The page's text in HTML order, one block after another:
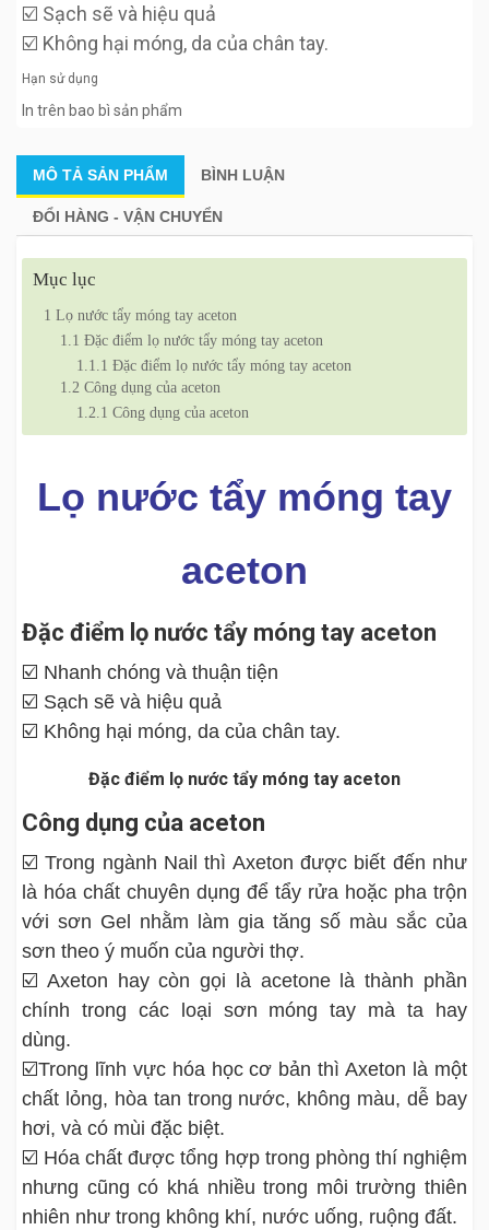
☑️ Sạch sẽ và hiệu quả
☑️ Không hại móng, da của chân tay.
Hạn sử dụng
In trên bao bì sản phẩm
MÔ TẢ SẢN PHẨM BÌNH LUẬN
ĐỔI HÀNG - VẬN CHUYỂN
Mục lục
1 Lọ nước tẩy móng tay aceton
1.1 Đặc điểm lọ nước tẩy móng tay aceton
1.1.1 Đặc điểm lọ nước tẩy móng tay aceton
1.2 Công dụng của aceton
1.2.1 Công dụng của aceton
Lọ nước tẩy móng tay
aceton
Đặc điểm lọ nước tẩy móng tay aceton
☑️ Nhanh chóng và thuận tiện
☑️ Sạch sẽ và hiệu quả
☑️ Không hại móng, da của chân tay.
Đặc điểm lọ nước tẩy móng tay aceton
Công dụng của aceton
☑️ Trong ngành Nail thì Axeton được biết đến như
là hóa chất chuyên dụng để tẩy rửa hoặc pha trộn
với sơn Gel nhằm làm gia tăng số màu sắc của
sơn theo ý muốn của người thợ.
☑️ Axeton hay còn gọi là acetone là thành phần
chính trong các loại sơn móng tay mà ta hay
dùng.
☑️Trong lĩnh vực hóa học cơ bản thì Axeton là một
chất lỏng, hòa tan trong nước, không màu, dễ bay
hơi, và có mùi đặc biệt.
☑️ Hóa chất được tổng hợp trong phòng thí nghiệm
nhưng cũng có khá nhiều trong môi trường thiên
nhiên như trong không khí, nước uống, ruộng đất.